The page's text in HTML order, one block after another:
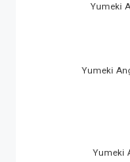
Yumeki
Yumeki
Yumeki